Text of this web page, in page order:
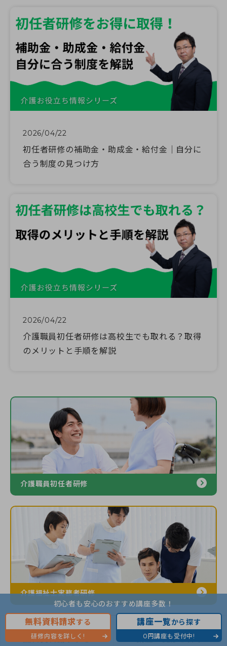
無料資料請求する 講座一覧から探す
初心者も安心のおすすめ講座多数！
無料資料請求する
研修内容を詳しく!
講座一覧から探す
0円講座も受付中!
2026/04/22
初任者研修の補助金・助成金・給付金｜自分に
合う制度の見つけ方
2026/04/22
介護職員初任者研修は高校生でも取れる？取得
のメリットと手順を解説
介護職員初任者研修
介護福祉士実務者研修